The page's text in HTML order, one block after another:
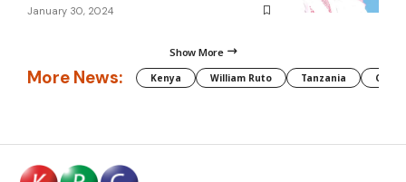
January 30, 2024
Show More
More News: Kenya William Ruto Tanzania CAF